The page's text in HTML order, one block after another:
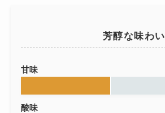
芳醇な味わい
甘味
酸味